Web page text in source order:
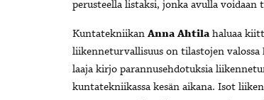
perusteella listaksi, jonka avulla
KuntatekniikanAnna Ahtila haluaa
liikenneturvallisuus on tilastojen
laaja kirjo parannusehdotuksia
kuntatekniikassa kesän aikana. Isot